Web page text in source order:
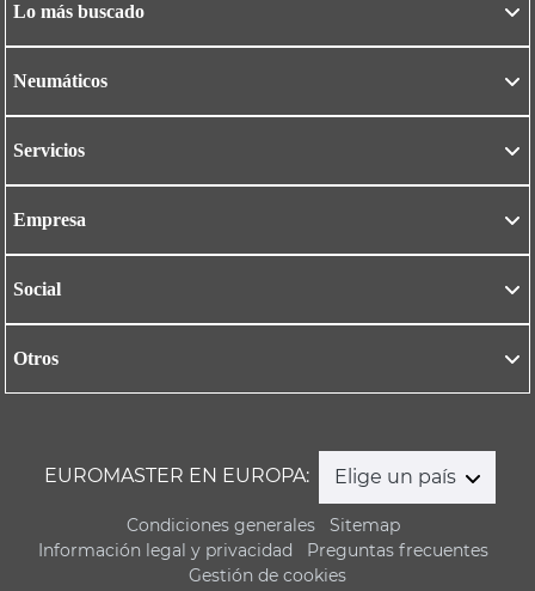
Lo más buscado
Neumáticos
Servicios
Empresa
Social
Otros
EUROMASTER EN EUROPA: Elige un país
Condiciones generales
Sitemap
Información legal y privacidad
Preguntas frecuentes
Gestión de cookies